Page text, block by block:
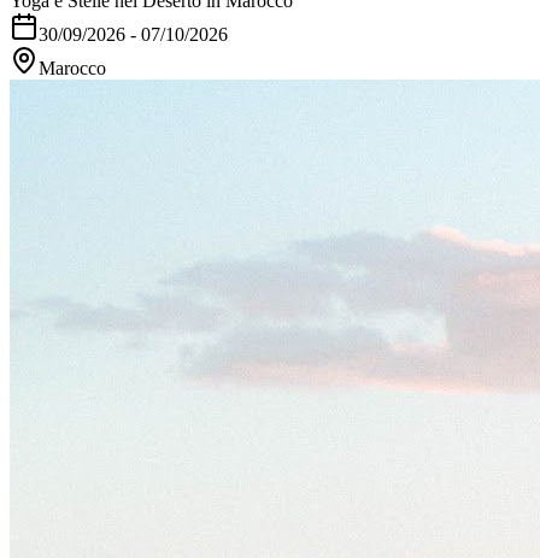
30/09/2026 - 07/10/2026
Marocco